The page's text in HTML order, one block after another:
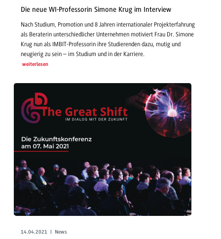
Die neue WI-Professorin Simone Krug im Interview
Nach Studium, Promotion und 8 Jahren internationaler Projekterfahrung
als Beraterin unterschiedlicher Unternehmen motiviert Frau Dr. Simone
Krug nun als IMBIT-Professorin ihre Studierenden dazu, mutig und
neugierig zu sein – im Studium und in der Karriere.
weiterlesen
14.04.2021 | News